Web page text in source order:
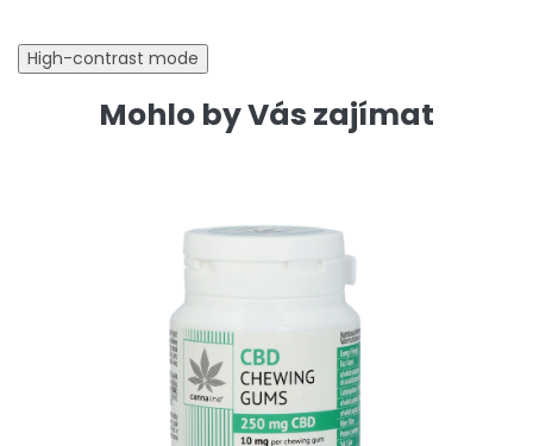
High-contrast mode
Mohlo by Vás zajímat